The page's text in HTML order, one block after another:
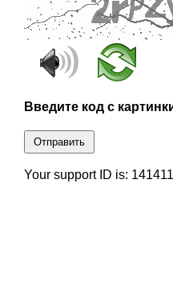
Введите код с
Отправить
Your support ID is: